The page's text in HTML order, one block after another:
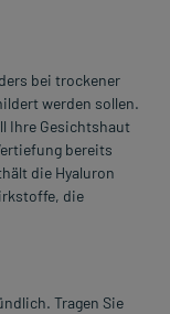
bei trockener
werden sollen.
Ihre Gesichtshaut
bereits
die Hyaluron
die
Tragen Sie